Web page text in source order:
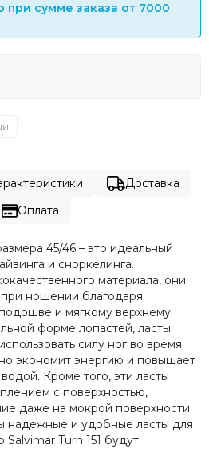
при сумме заказа от 7000
Доставка
Оплата
45/46 – это идеальный
и сноркелинга.
материала, они
ношении благодаря
и мягкому верхнему
форме лопастей, ласты
силу ног во время
экономит энергию и повышает
Кроме того, эти ласты
с поверхностью,
даже на мокрой поверхности.
надежные и удобные ласты для
Salvimar Turn 151 будут